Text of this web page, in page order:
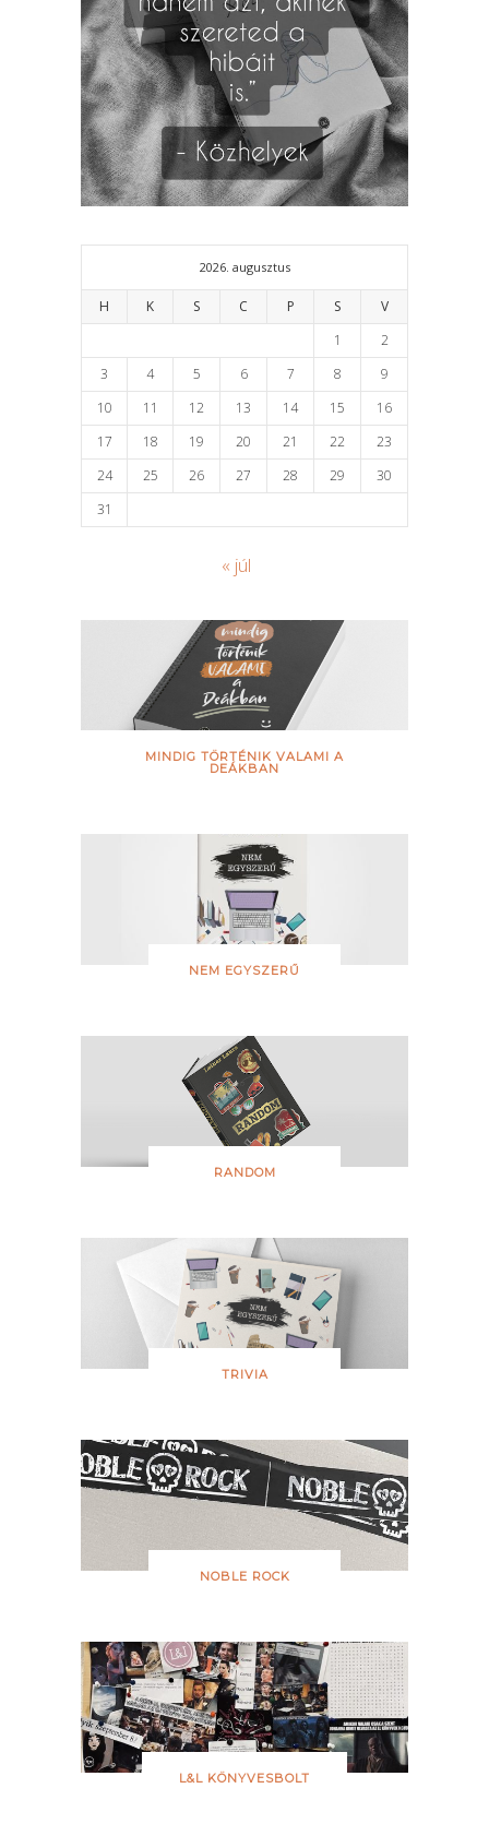
2026. augusztus
H K S C P S
V
1
2
3
4 5 6 7 8
9
10
11 12 13 14 15
16
17
18 19 20 21 22
23
24
25 26 27 28 29
30
31
« júl
MINDIG TÖRTÉNIK VALAMI A
DEÁKBAN
NEM EGYSZERŰ
RANDOM
TRIVIA
NOBLE ROCK
L&L KÖNYVESBOLT